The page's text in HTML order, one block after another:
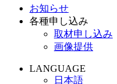
お知らせ
各種申し込み
取材申し込み
画像提供
LANGUAGE
日本語